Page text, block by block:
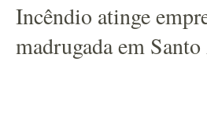
Incêndio atinge
madrugada em